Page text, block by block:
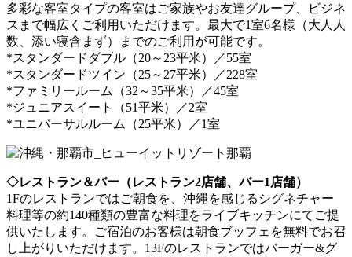
多彩な客室タイプの客室はご家族やお友達グループ、ビジネ
スまで幅広くご利用いただけます。最大で1室6名様（大人人
数、添い寝含まず）までのご利用が可能です。
*スタンダードダブル（20～23平米）／55室
*スタンダードツイン（25～27平米）／228室
*ファミリールーム（32～35平米）／45室
*ジュニアスイート（51平米）／2室
*ユニバーサルルーム（25平米）／1室
◇レストラン＆バー（レストラン2店舗、バー1店舗）
1Fのレストランではご朝食を、沖縄を感じるシグネチャー
料理等の約140種類の豊富な料理をライブキッチンにてご提
供いたします。ご宿泊のお客様は朝食ブッフェを無料でお召
し上がりいただけます。13Fのレストランではバーガー&グ